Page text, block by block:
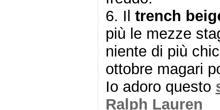
6. Il trench
più le mezze
niente di più
ottobre magari
Io adoro questo
Ralph Lauren